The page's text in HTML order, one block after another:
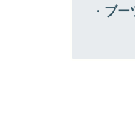
・ ブー